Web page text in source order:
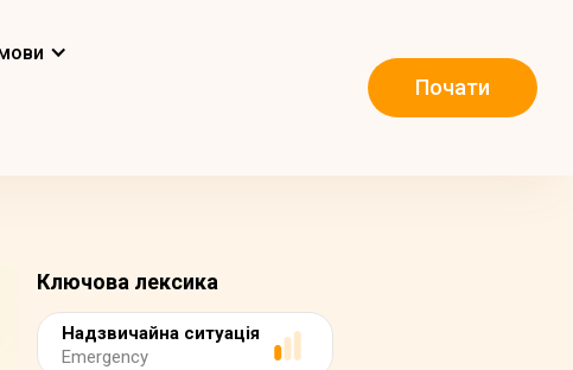
Почати
Ключова лексика
Надзвичайна ситуація
Emergency